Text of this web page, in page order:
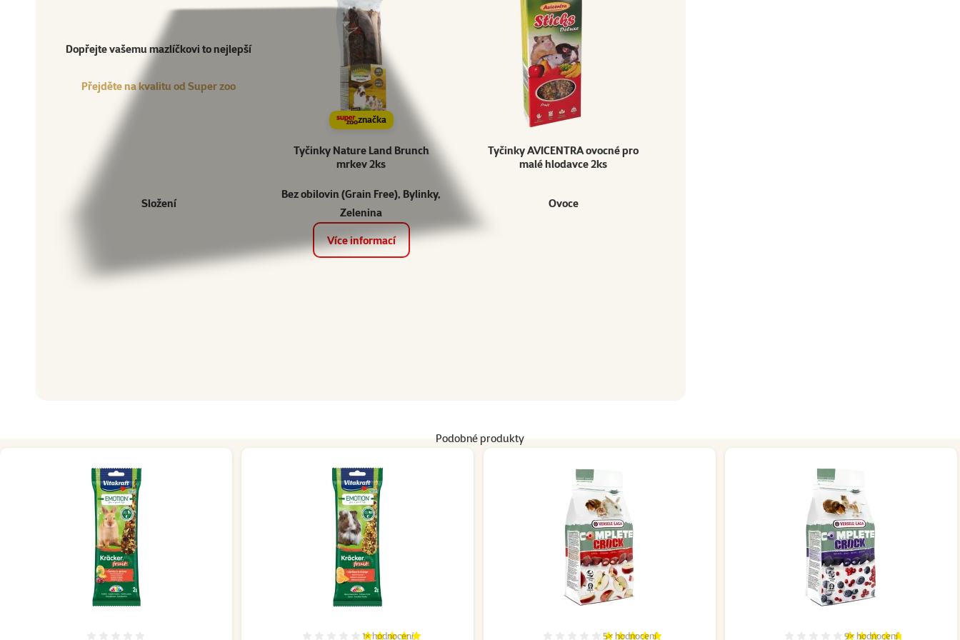
Přejděte na kvalitu od Super zoo
Produkt
Dopřejte vašemu mazlíčkovi to nejlepší
Přejděte na kvalitu od Super zoo
značka
Tyčinky Nature Land Brunch
mrkev 2ks
Tyčinky AVICENTRA ovocné pro
malé hlodavce 2ks
Složení
Bez obilovin (Grain Free), Bylinky,
Zelenina
Ovoce
Více informací
Podobné produkty
1×hodnocení 5× hodnocení 9× hodnocení